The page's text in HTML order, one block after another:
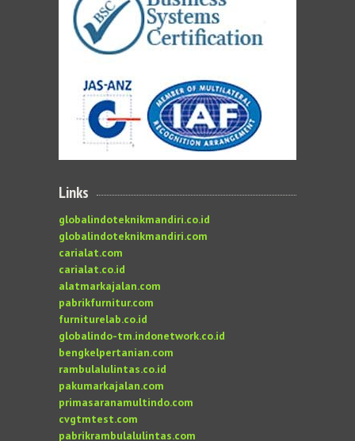
Links
globalindoteknikmandiri.co.id
globalindoteknikmandiri.com
carialat.com
carialat.co.id
alatmarkajalan.com
pabrikfurnitur.com
furniturelab.co.id
globalindo-tm.indonetwork.co.id
bengkelpertanian.com
rambulalulintas.co.id
pakumarkajalan.com
primasaranamultindo.com
cvgtmtest.com
pabrikrambulalulintas.com